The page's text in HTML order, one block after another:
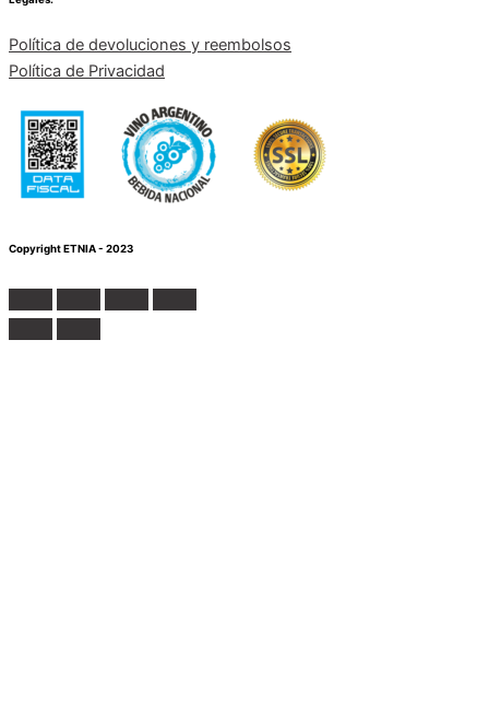
Política de devoluciones y reembolsos
Política de Privacidad
Copyright ETNIA - 2023